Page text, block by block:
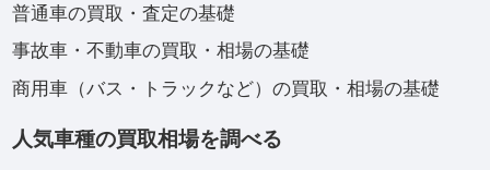
普通車の買取・査定の基礎
事故車・不動車の買取・相場の基礎
商用車（バス・トラックなど）の買取・相場の基礎
人気車種の買取相場を調べる